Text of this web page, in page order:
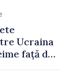
Ucraina
față de